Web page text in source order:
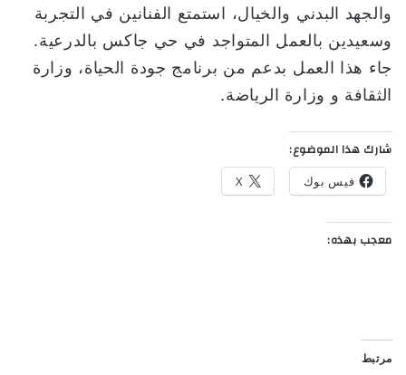
والجهد البدني والخيال، استمتع الفنانين في التجربة
وسعيدين بالعمل المتواجد في حي جاكس بالدرعية.
جاء هذا العمل بدعم من برنامج جودة الحياة، وزارة
الثقافة و وزارة الرياضة.
شارك هذا الموضوع:
فيس بوك X
معجب بهذه:
مرتبط